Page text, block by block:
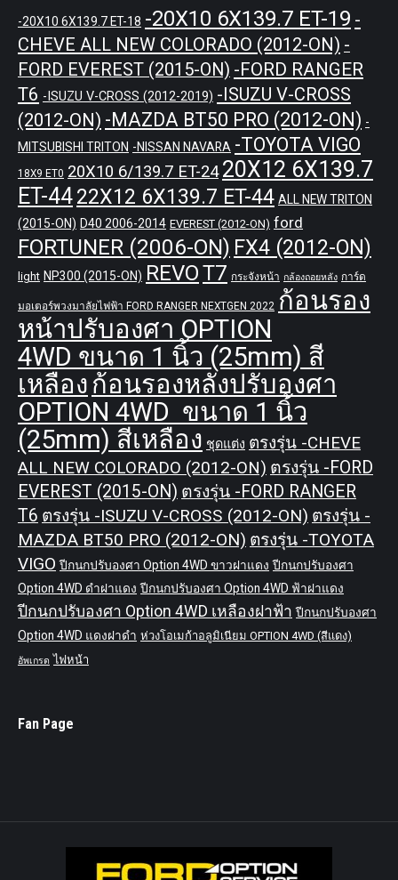
-20X10 6X139.7 ET-18 -20X10 6X139.7 ET-19 -
CHEVE ALL NEW COLORADO (2012-ON) -
FORD EVEREST (2015-ON) -FORD RANGER
T6 -ISUZU V-CROSS (2012-2019) -ISUZU V-CROSS
(2012-ON) -MAZDA BT50 PRO (2012-ON) -
MITSUBISHI TRITON -NISSAN NAVARA -TOYOTA VIGO
18X9 ET0 20X10 6/139.7 ET-24 20X12 6X139.7
ET-4422X12 6X139.7 ET-44 ALL NEW TRITON
(2015-ON) D40 2006-2014 EVEREST (2012-ON) ford
FORTUNER (2006-ON) FX4 (2012-ON)
light NP300 (2015-ON) REVOT7 กระจังหน้า กล้องถอยหลัง การ์ด
มอเตอร์พวงมาลัยไฟฟ้า FORD RANGER NEXTGEN 2022 ก้อนรอง
หน้าปรับองศา OPTION
4WD ขนาด 1 นิ้ว (25mm) สี
เหลือง ก้อนรองหลังปรับองศา
OPTION 4WD ขนาด 1 นิ้ว
(25mm) สีเหลือง ชุดแต่ง ตรงรุ่น -CHEVE
ALL NEW COLORADO (2012-ON) ตรงรุ่น -FORD
EVEREST (2015-ON) ตรงรุ่น -FORD RANGER
T6 ตรงรุ่น -ISUZU V-CROSS (2012-ON) ตรงรุ่น -
MAZDA BT50 PRO (2012-ON) ตรงรุ่น -TOYOTA
VIGO ปีกนกปรับองศา Option 4WD ขาวฝาแดง ปีกนกปรับองศา
Option 4WD ดำฝาแดง ปีกนกปรับองศา Option 4WD ฟ้าฝาแดง
ปีกนกปรับองศา Option 4WD เหลืองฝาฟ้า ปีกนกปรับองศา
Option 4WD แดงฝาดำ ห่วงโอเมก้าอลูมิเนียม OPTION 4WD (สีแดง)
อัพเกรด ไฟหน้า
Fan Page